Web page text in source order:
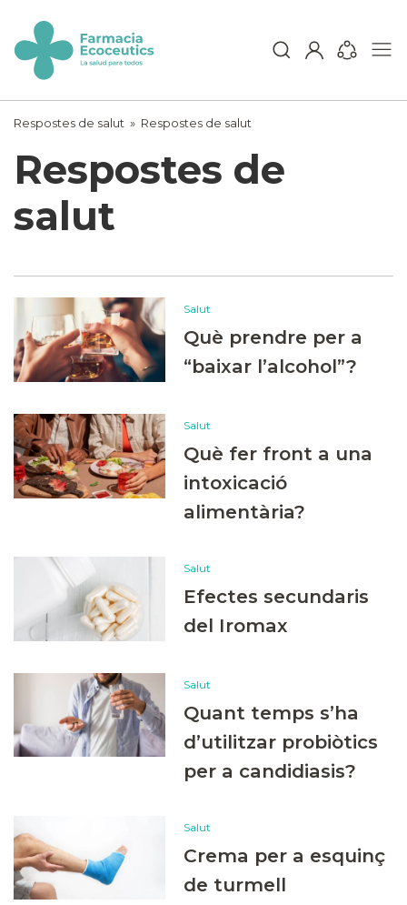
content
ecoceutics
Respostes de salut » Respostes de salut
Respostes de
salut
Salut
Què prendre per a
“baixar l’alcohol”?
Salut
Què fer front a una
intoxicació
alimentària?
Salut
Efectes secundaris
del Iromax
Salut
Quant temps s’ha
d’utilitzar probiòtics
per a candidiasis?
Salut
Crema per a esquinç
de turmell